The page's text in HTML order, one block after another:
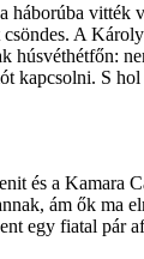
vitték
A
húsvéthétfőn:
kapcsolni. S
és a Kamara
ám ők ma
egy fiatal pár